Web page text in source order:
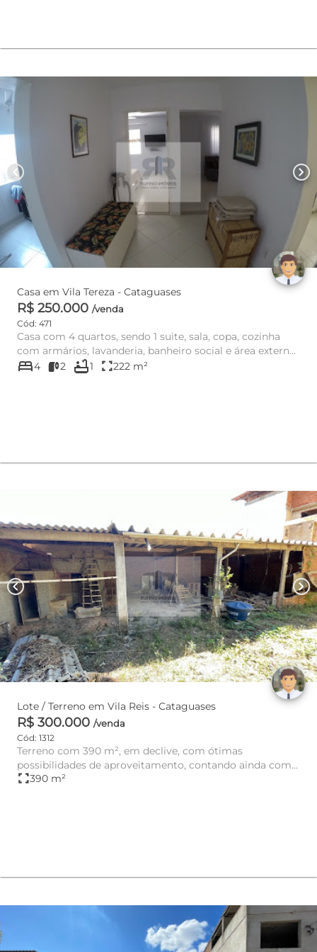
chevron_left chevron_right
Casa em Vila Tereza - Cataguases
R$ 250.000 /venda
Cód: 471
Casa com 4 quartos, sendo 1 suite, sala, copa, cozinha
com armários, lavanderia, banheiro social e área externa
com chu...
bed4 2 bathtub1 fullscreen222 m²
chevron_left chevron_right
Lote / Terreno em Vila Reis - Cataguases
R$ 300.000 /venda
Cód: 1312
Terreno com 390 m², em declive, com ótimas
possibilidades de aproveitamento, contando ainda com
estrutura de colunas e p...
fullscreen390 m²